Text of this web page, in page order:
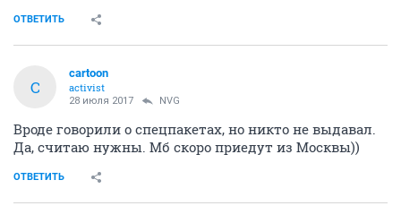
ОТВЕТИТЬ
C
cartoon
activist
28 июля 2017 NVG
Вроде говорили о спецпакетах, но никто не выдавал.
Да, считаю нужны. Мб скоро приедут из Москвы))
ОТВЕТИТЬ